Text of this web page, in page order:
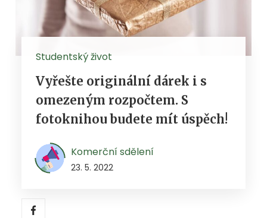
Studentský život
Vyřešte originální dárek i s
omezeným rozpočtem. S
fotoknihou budete mít úspěch!
Komerční sdělení
23. 5. 2022